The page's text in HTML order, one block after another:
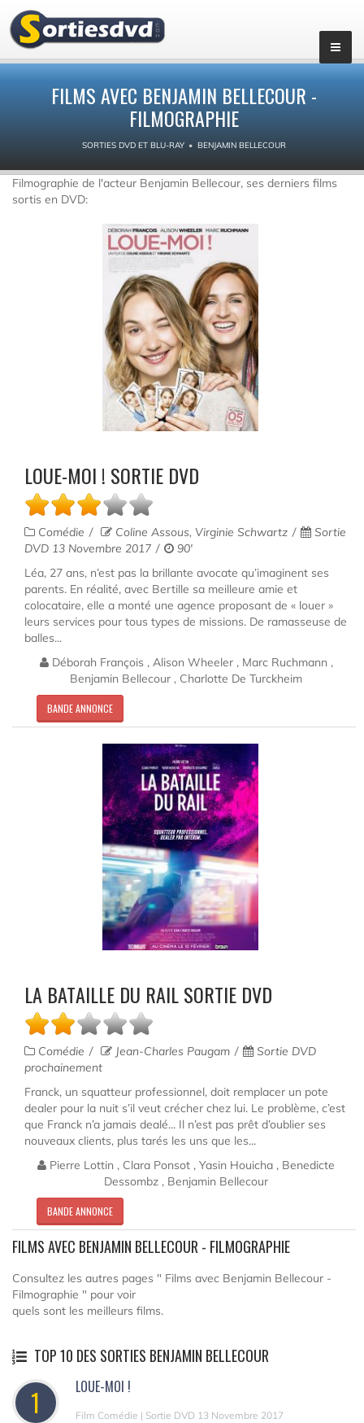
FILMS AVEC BENJAMIN BELLECOUR -
FILMOGRAPHIE
SORTIES DVD ET BLU-RAY BENJAMIN BELLECOUR
Filmographie de l'acteur Benjamin Bellecour, ses derniers films
sortis en DVD:
LOUE-MOI ! SORTIE DVD
Comédie Coline Assous, Virginie Schwartz
Sortie
DVD 13 Novembre 2017
90'
Léa, 27 ans, n’est pas la brillante avocate qu’imaginent ses
parents. En réalité, avec Bertille sa meilleure amie et
colocataire, elle a monté une agence proposant de « louer »
leurs services pour tous types de missions. De ramasseuse de
balles...
Déborah François , Alison Wheeler , Marc Ruchmann ,
Benjamin Bellecour , Charlotte De Turckheim
BANDE ANNONCE
LA BATAILLE DU RAIL SORTIE DVD
Comédie Jean-Charles Paugam
Sortie DVD
prochainement
Franck, un squatteur professionnel, doit remplacer un pote
dealer pour la nuit s’il veut crécher chez lui. Le problème, c’est
que Franck n’a jamais dealé... Il n’est pas prêt d’oublier ses
nouveaux clients, plus tarés les uns que les...
Pierre Lottin , Clara Ponsot , Yasin Houicha , Benedicte
Dessombz , Benjamin Bellecour
BANDE ANNONCE
FILMS AVEC BENJAMIN BELLECOUR - FILMOGRAPHIE
Consultez les autres pages " Films avec Benjamin Bellecour -
Filmographie " pour voir
quels sont les meilleurs films.
TOP 10 DES SORTIES BENJAMIN BELLECOUR
1 LOUE-MOI !
Film Comédie | Sortie DVD 13 Novembre 2017